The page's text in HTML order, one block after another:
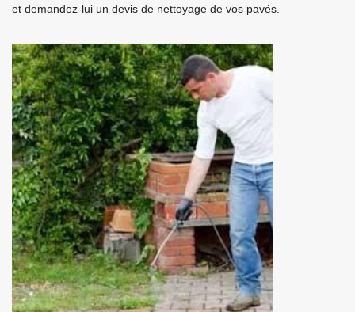
et demandez-lui un devis de nettoyage de vos pavés.